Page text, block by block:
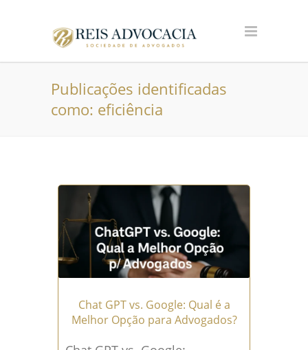
Publicações identificadas
como: eficiência
Chat GPT vs. Google: Qual é a
Melhor Opção para Advogados?